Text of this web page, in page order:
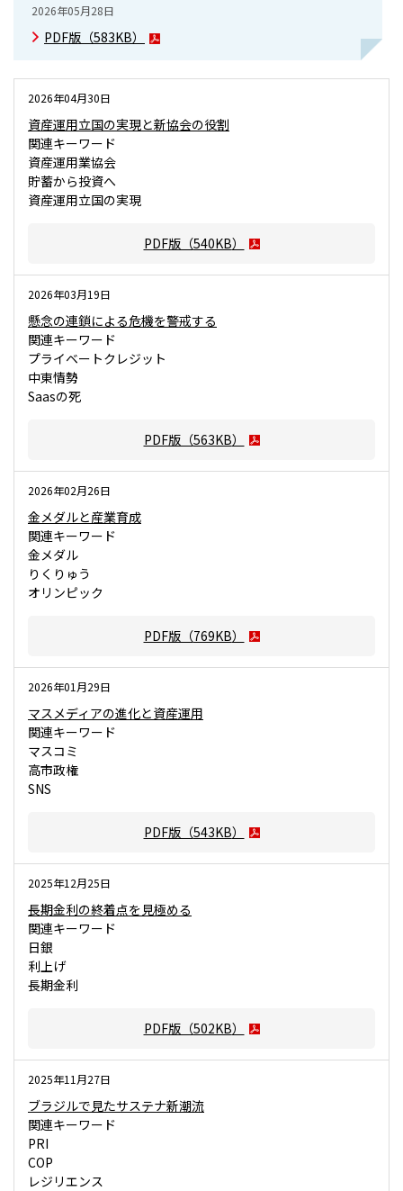
2026年05月28日
PDF版（583KB）
2026年04月30日
資産運用立国の実現と新協会の役割
関連キーワード
資産運用業協会
貯蓄から投資へ
資産運用立国の実現
PDF版（540KB）
2026年03月19日
懸念の連鎖による危機を警戒する
関連キーワード
プライベートクレジット
中東情勢
Saasの死
PDF版（563KB）
2026年02月26日
金メダルと産業育成
関連キーワード
金メダル
りくりゅう
オリンピック
PDF版（769KB）
2026年01月29日
マスメディアの進化と資産運用
関連キーワード
マスコミ
高市政権
SNS
PDF版（543KB）
2025年12月25日
長期金利の終着点を見極める
関連キーワード
日銀
利上げ
長期金利
PDF版（502KB）
2025年11月27日
ブラジルで見たサステナ新潮流
関連キーワード
PRI
COP
レジリエンス